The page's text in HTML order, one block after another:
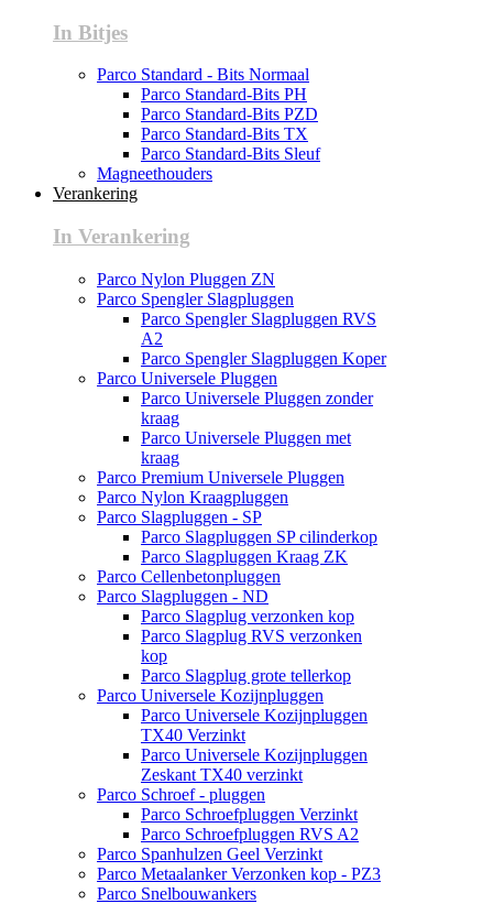
In Bitjes
Parco Standard - Bits Normaal
Parco Standard-Bits PH
Parco Standard-Bits PZD
Parco Standard-Bits TX
Parco Standard-Bits Sleuf
Magneethouders
Verankering
In Verankering
Parco Nylon Pluggen ZN
Parco Spengler Slagpluggen
Parco Spengler Slagpluggen RVS
A2
Parco Spengler Slagpluggen Koper
Parco Universele Pluggen
Parco Universele Pluggen zonder
kraag
Parco Universele Pluggen met
kraag
Parco Premium Universele Pluggen
Parco Nylon Kraagpluggen
Parco Slagpluggen - SP
Parco Slagpluggen SP cilinderkop
Parco Slagpluggen Kraag ZK
Parco Cellenbetonpluggen
Parco Slagpluggen - ND
Parco Slagplug verzonken kop
Parco Slagplug RVS verzonken
kop
Parco Slagplug grote tellerkop
Parco Universele Kozijnpluggen
Parco Universele Kozijnpluggen
TX40 Verzinkt
Parco Universele Kozijnpluggen
Zeskant TX40 verzinkt
Parco Schroef - pluggen
Parco Schroefpluggen Verzinkt
Parco Schroefpluggen RVS A2
Parco Spanhulzen Geel Verzinkt
Parco Metaalanker Verzonken kop - PZ3
Parco Snelbouwankers